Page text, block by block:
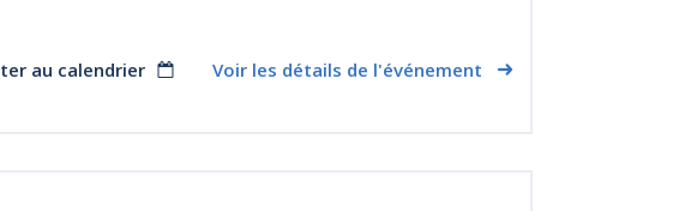
au calendrier Voir les détails de l'événement